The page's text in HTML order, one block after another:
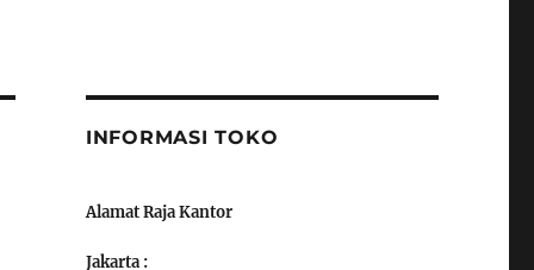
INFORMASI TOKO
Alamat Raja Kantor
Jakarta :